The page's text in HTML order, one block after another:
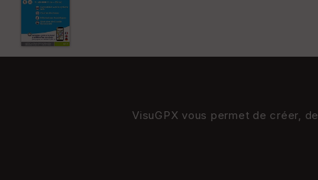
VisuGPX vous permet de créer,